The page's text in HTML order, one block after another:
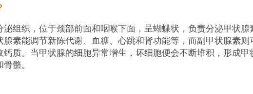
泌组织，位于颈部前面和咽喉下面，呈蝴蝶状，负责分泌甲状
腺素能调节新陈代谢、血糖、心跳和肾功能等，而副甲状腺素
钙质。当甲状腺的细胞异常增生，坏细胞便会不断堆积，形成
骼。